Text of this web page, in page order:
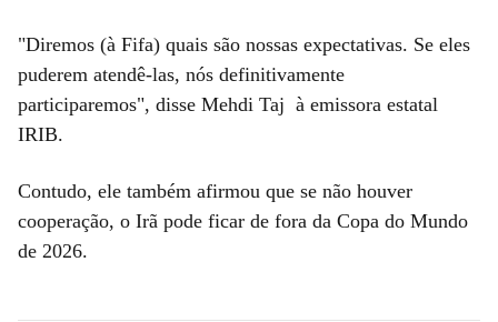
"Diremos (à Fifa) quais são nossas expectativas. Se eles
puderem atendê-las, nós definitivamente
participaremos", disse Mehdi Taj à emissora estatal
IRIB.
Contudo, ele também afirmou que se não houver
cooperação, o Irã pode ficar de fora da Copa do Mundo
de 2026.